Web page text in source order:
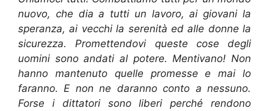
nuovo, che dia a tutti un lavoro, ai giovani la
speranza, ai vecchi la serenità ed alle donne la
sicurezza. Promettendovi queste cose degli
uomini sono andati al potere. Mentivano! Non
hanno mantenuto quelle promesse e mai lo
faranno. E non ne daranno conto a nessuno.
Forse i dittatori sono liberi perché rendono